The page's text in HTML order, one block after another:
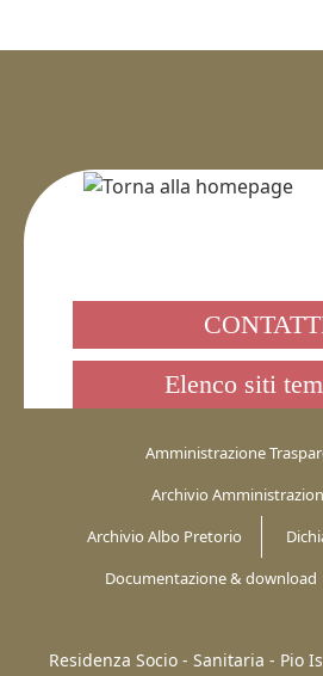
Elenco siti
Amministrazione
Archivio
Archivio Albo Pretorio
Documentazione & download
Residenza Socio - Sanitaria - Pio